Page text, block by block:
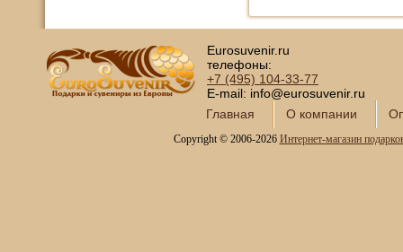
Eurosuvenir.ru
телефоны:
+7 (495) 104-33-77
E-mail: info@eurosuvenir.ru
Главная
О компании
Copyright © 2006-2026 Интернет-магазин